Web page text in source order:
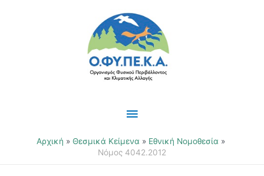
Κύριο
Μενού
Αρχική Θεσμικά Κείμενα
Εθνική Νομοθεσία
Νόμος 4042.2012